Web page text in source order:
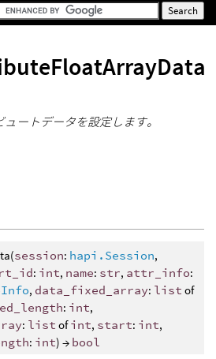
ートデータを設定します。
session: hapi.Session,
: int, name: str, attr_info:
, data_fixed_array: list of
: int,
: list ofint, start: int,
: int) → bool